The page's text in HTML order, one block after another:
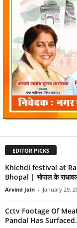
EDITOR PICKS
Khichdi festival at
Bhopal | भोपाल के
Arvind Jain - January 29,
Cctv Footage Of
Pandal Has